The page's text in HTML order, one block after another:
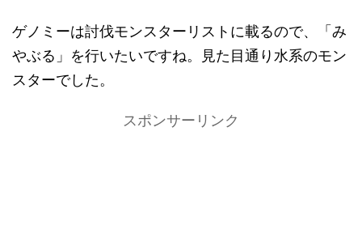
ゲノミーは討伐モンスターリストに載るので、「み
やぶる」を行いたいですね。見た目通り水系のモン
スターでした。
スポンサーリンク